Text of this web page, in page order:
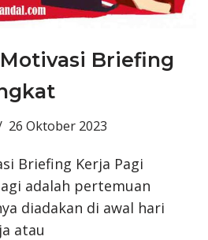
Briefing
26 Oktober 2023
Briefing Kerja Pagi
adalah pertemuan
diadakan di awal hari
atau